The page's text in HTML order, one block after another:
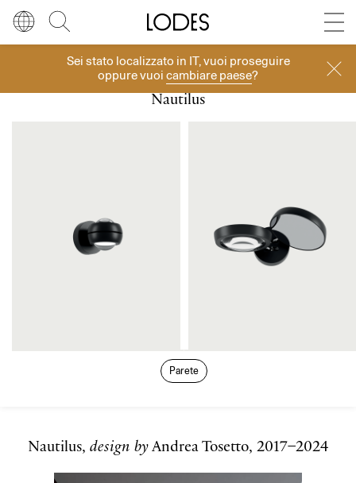
Sei stato localizzato in IT, vuoi proseguire
oppure vuoicambiare paese?
LinguaItaliano
Deutsch
Resto del mondo
Store locator Press room
Diesel Living with Lodes
Collezioni
Nautilus
Parete
Nautilus, design by Andrea Tosetto, 2017–2024